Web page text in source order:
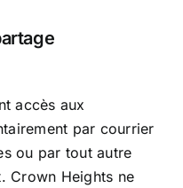
accès aux
par courrier
ou par tout autre
Crown Heights ne